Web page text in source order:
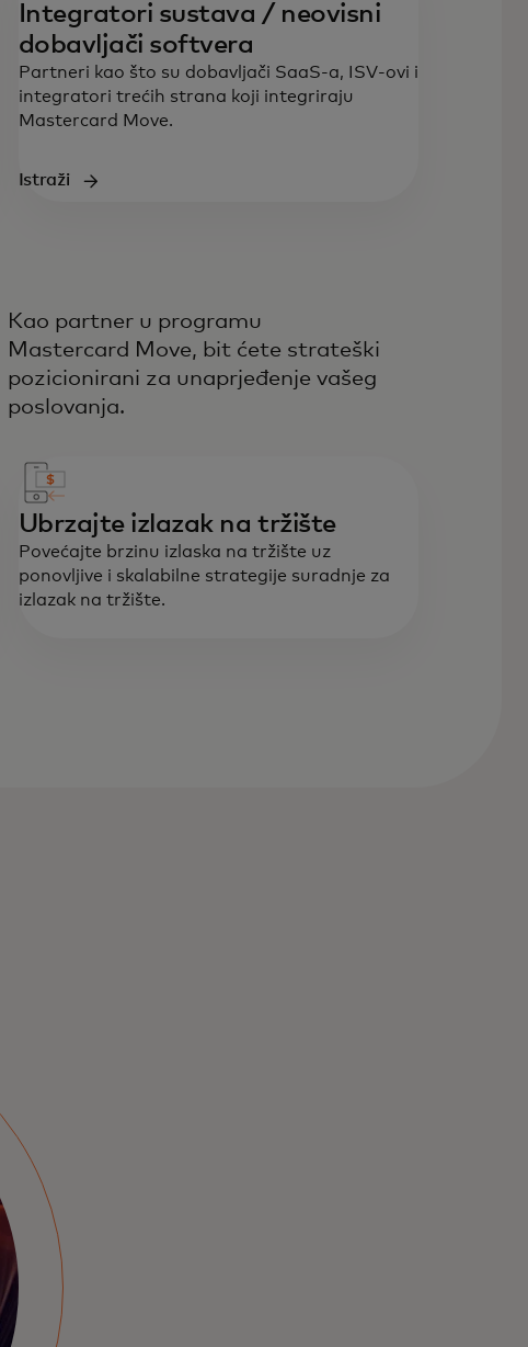
Integratori sustava / neovisni
dobavljači softvera
Partneri kao što su dobavljači SaaS-a, ISV-ovi i
integratori trećih strana koji integriraju
Mastercard Move.
Istraži
Kao partner u programu
Mastercard Move, bit ćete strateški
pozicionirani za unaprjeđenje vašeg
poslovanja.
Ubrzajte izlazak na tržište
Povećajte brzinu izlaska na tržište uz
ponovljive i skalabilne strategije suradnje za
izlazak na tržište.